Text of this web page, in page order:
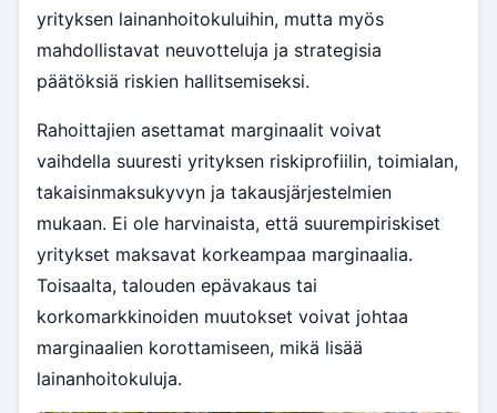
yrityksen lainanhoitokuluihin, mutta myös
mahdollistavat neuvotteluja ja strategisia
päätöksiä riskien hallitsemiseksi.
Rahoittajien asettamat marginaalit voivat
vaihdella suuresti yrityksen riskiprofiilin, toimialan,
takaisinmaksukyvyn ja takausjärjestelmien
mukaan. Ei ole harvinaista, että suurempiriskiset
yritykset maksavat korkeampaa marginaalia.
Toisaalta, talouden epävakaus tai
korkomarkkinoiden muutokset voivat johtaa
marginaalien korottamiseen, mikä lisää
lainanhoitokuluja.